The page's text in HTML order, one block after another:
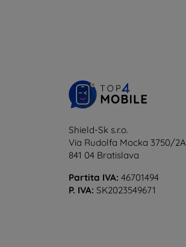
Shield-Sk s.r.o.
Via Rudolfa Mocka 3750/2A
841 04 Bratislava
Partita IVA: 46701494
P. IVA: SK2023549671